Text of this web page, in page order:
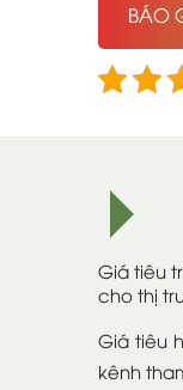
BÁO
Giá tiêu
cho thị
Giá tiêu
kênh